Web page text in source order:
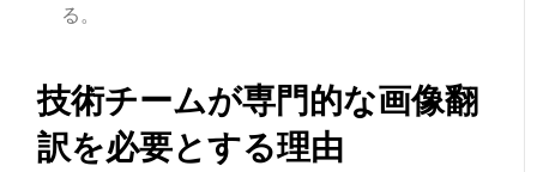
る。
技術チームが専門的な画像翻
訳を必要とする理由